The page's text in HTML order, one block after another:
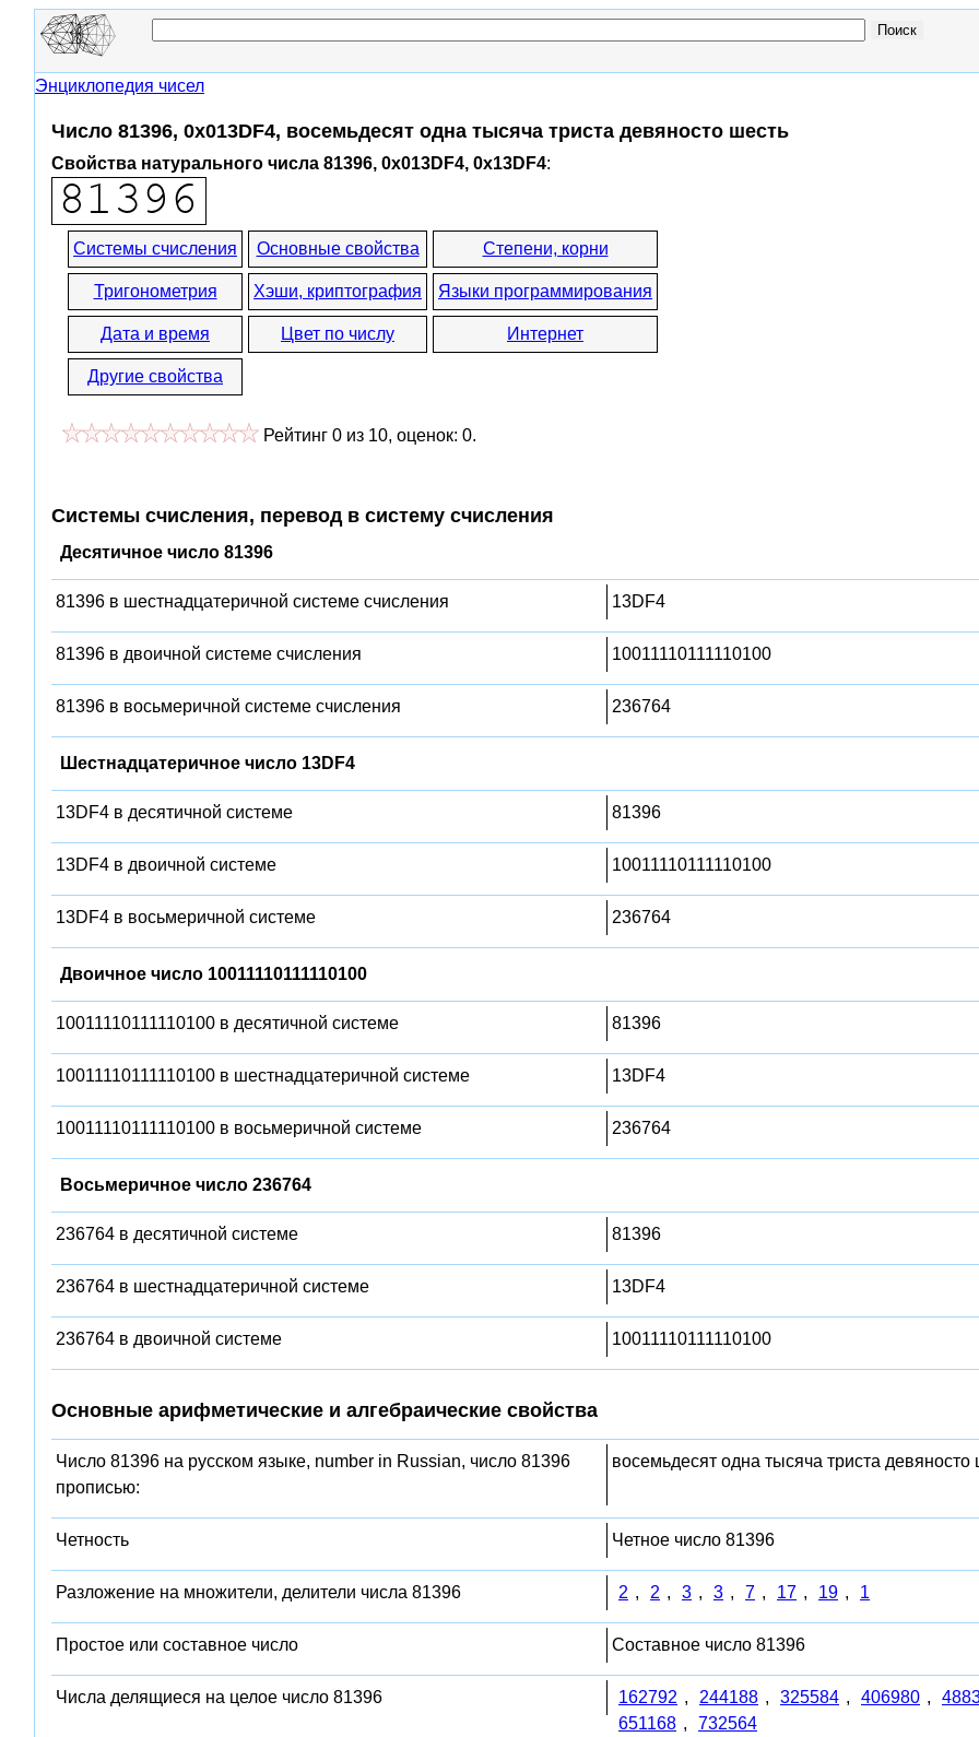
Энциклопедия чисел
Число 81396, 0x013DF4, восемьдесят одна тысяча триста девяносто шесть
Свойства натурального числа 81396, 0x013DF4, 0x13DF4:
Системы счисления Основные свойства Степени, корни
Тригонометрия Хэши, криптография Языки программирования
Дата и время Цвет по числу Интернет
Другие свойства
Рейтинг 0 из 10, оценок: 0.
Системы счисления, перевод в систему счисления
Десятичное число 81396
81396 в шестнадцатеричной системе счисления 13DF4
81396 в двоичной системе счисления 10011110111110100
81396 в восьмеричной системе счисления 236764
Шестнадцатеричное число 13DF4
13DF4 в десятичной системе 81396
13DF4 в двоичной системе 10011110111110100
13DF4 в восьмеричной системе 236764
Двоичное число 10011110111110100
10011110111110100 в десятичной системе 81396
10011110111110100 в шестнадцатеричной системе 13DF4
10011110111110100 в восьмеричной системе 236764
Восьмеричное число 236764
236764 в десятичной системе 81396
236764 в шестнадцатеричной системе 13DF4
236764 в двоичной системе 10011110111110100
Основные арифметические и алгебраические свойства
Число 81396 на русском языке, number in Russian, число 81396
прописью:
восемьдесят одна тысяча триста девяносто
Четность Четное число 81396
Разложение на множители, делители числа 81396 2 , 2 , 3 , 3 , 7 , 17 , 19 , 1
Простое или составное число Составное число 81396
Числа делящиеся на целое число 81396 162792 , 244188 , 325584 , 406980 ,
651168 , 732564